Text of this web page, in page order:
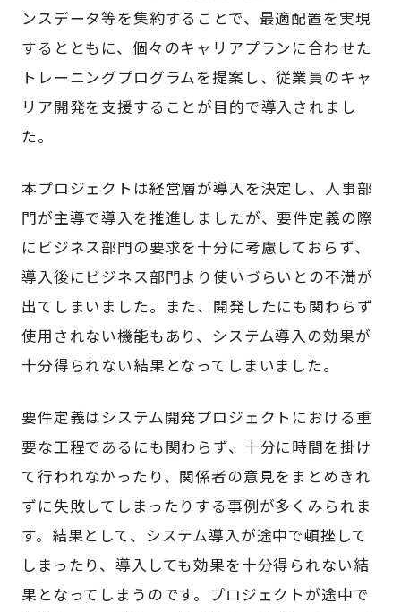
ンスデータ等を集約することで、最適配置を実現
するとともに、個々のキャリアプランに合わせた
トレーニングプログラムを提案し、従業員のキャ
リア開発を支援することが目的で導入されまし
た。
本プロジェクトは経営層が導入を決定し、人事部
門が主導で導入を推進しましたが、要件定義の際
にビジネス部門の要求を十分に考慮しておらず、
導入後にビジネス部門より使いづらいとの不満が
出てしまいました。また、開発したにも関わらず
使用されない機能もあり、システム導入の効果が
十分得られない結果となってしまいました。
要件定義はシステム開発プロジェクトにおける重
要な工程であるにも関わらず、十分に時間を掛け
て行われなかったり、関係者の意見をまとめきれ
ずに失敗してしまったりする事例が多くみられま
す。結果として、システム導入が途中で頓挫して
しまったり、導入しても効果を十分得られない結
果となってしまうのです。プロジェクトが途中で